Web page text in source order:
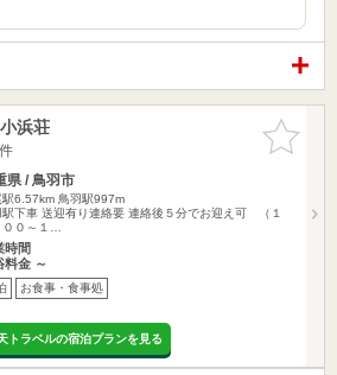
お気に入
りに追加
浜荘
県 / 鳥羽市
駅6.57km 鳥羽駅997m
駅下車 送迎有り連絡要 連絡後５分でお迎え可 （１
００～１…
時間
料金 ～
お食事・食事処
トラベルの宿泊プランを見る